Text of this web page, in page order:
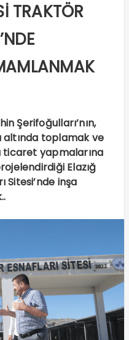
TRAKTÖR
Şerifoğulları’nın,
altında toplamak ve
yapmalarına
Elazığ
Sitesi’nde inşa